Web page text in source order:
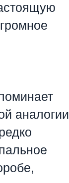
аналогии